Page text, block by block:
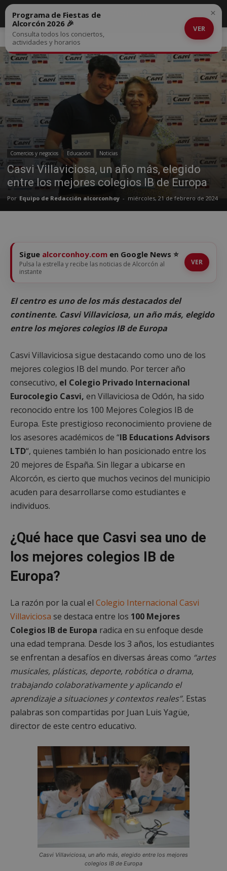
Inicio Comercios y negocios
Comercios y negocios Educación Noticias
Casvi Villaviciosa, un año más, elegido
entre los mejores colegios IB de Europa
Por Equipo de Redacción alcorconhoy - miércoles, 21 de febrero de 2024
Programa de Fiestas de
Alcorcón 2026 🎉
Consulta todos los conciertos,
actividades y horarios
VER
×
Sigue alcorconhoy.com en Google News ⭐
Pulsa la estrella y recibe las noticias de Alcorcón al
instante
VER
El centro es uno de los más destacados del
continente. Casvi Villaviciosa, un año más, elegido
entre los mejores colegios IB de Europa
Casvi Villaviciosa sigue destacando como uno de los
mejores colegios IB del mundo. Por tercer año
consecutivo, el Colegio Privado Internacional
Eurocolegio Casvi, en Villaviciosa de Odón, ha sido
reconocido entre los 100 Mejores Colegios IB de
Europa. Este prestigioso reconocimiento proviene de
los asesores académicos de “IB Educations Advisors
LTD“, quienes también lo han posicionado entre los
20 mejores de España. Sin llegar a ubicarse en
Alcorcón, es cierto que muchos vecinos del municipio
acuden para desarrollarse como estudiantes e
individuos.
¿Qué hace que Casvi sea uno de
los mejores colegios IB de
Europa?
La razón por la cual el Colegio Internacional Casvi
Villaviciosa se destaca entre los 100 Mejores
Colegios IB de Europa radica en su enfoque desde
una edad temprana. Desde los 3 años, los estudiantes
se enfrentan a desafíos en diversas áreas como “artes
musicales, plásticas, deporte, robótica o drama,
trabajando colaborativamente y aplicando el
aprendizaje a situaciones y contextos reales”. Estas
palabras son compartidas por Juan Luis Yagüe,
director de este centro educativo.
Casvi Villaviciosa, un año más, elegido entre los mejores
colegios IB de Europa